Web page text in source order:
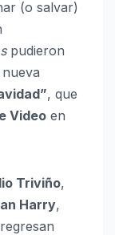
(o salvar)
pudieron
, que
Video en
Triviño,
Harry,